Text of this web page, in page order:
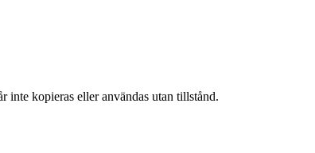
kopieras eller användas utan tillstånd.